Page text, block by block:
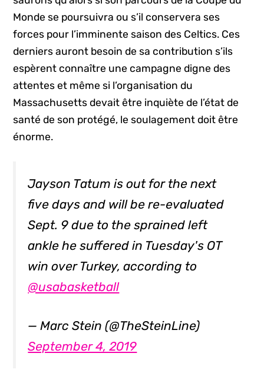
Monde se poursuivra ou s’il conservera ses
forces pour l’imminente saison des Celtics. Ces
derniers auront besoin de sa contribution s’ils
espèrent connaître une campagne digne des
attentes et même si l’organisation du
Massachusetts devait être inquiète de l’état de
santé de son protégé, le soulagement doit être
énorme.
Jayson Tatum is out for the next
five days and will be re-evaluated
Sept. 9 due to the sprained left
ankle he suffered in Tuesday's OT
win over Turkey, according to
@usabasketball
— Marc Stein (@TheSteinLine)
September 4, 2019